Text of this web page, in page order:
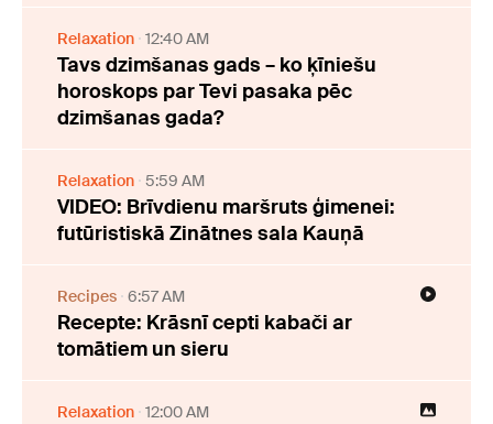
Relaxation 12:40 AM
Tavs dzimšanas gads – ko ķīniešu
horoskops par Tevi pasaka pēc
dzimšanas gada?
Relaxation 5:59 AM
VIDEO: Brīvdienu maršruts ģimenei:
futūristiskā Zinātnes sala Kauņā
Recipes 6:57 AM
Recepte: Krāsnī cepti kabači ar
tomātiem un sieru
Relaxation 12:00 AM